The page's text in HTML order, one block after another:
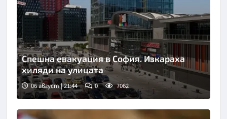
Спешна евакуация в София. Изкараха
хиляди на улицата
06 август | 21:44 0 7062